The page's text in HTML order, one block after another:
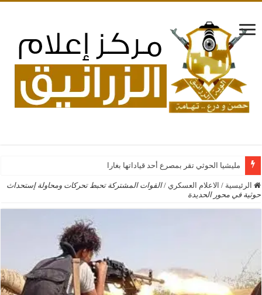
مليشيا الحوثي تقر بمصرع أحد قياداتها بغارات جوية سعودي
الرئيسية / الاعلام العسكري / القوات المشتركة تحبط تحركات ومحاولة إستحداث
حوثية في محور الحديدة